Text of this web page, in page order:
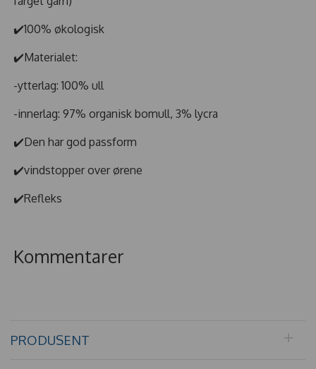
✔️100% økologisk
✔️Materialet:
-ytterlag: 100% ull
-innerlag: 97% organisk bomull, 3% lycra
✔️Den har god passform
✔️vindstopper over ørene
✔️Refleks
Kommentarer
PRODUSENT